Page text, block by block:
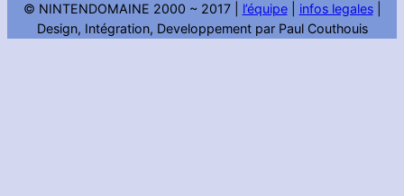
© NINTENDOMAINE 2000 ~ 2017 | l’équipe| infos legales|
Design, Intégration, Developpement par Paul Couthouis